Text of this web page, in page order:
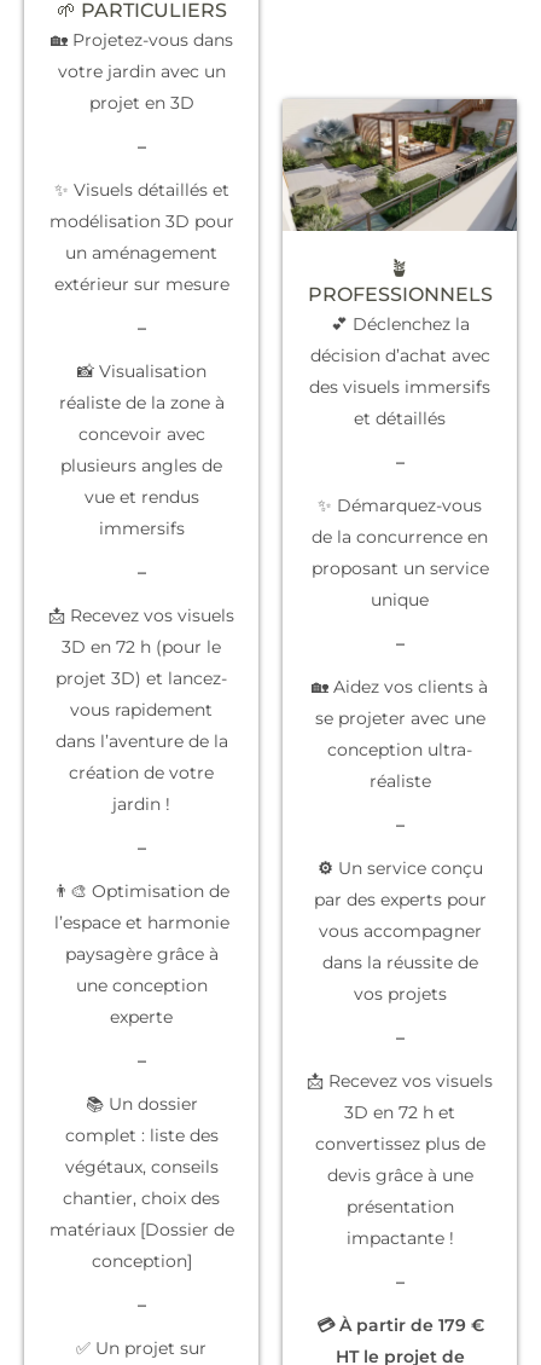
🌱 PARTICULIERS
🏡 Projetez-vous dans
votre jardin avec un
projet en 3D
–
✨ Visuels détaillés et
modélisation 3D pour
un aménagement
extérieur sur mesure
–
📸 Visualisation
réaliste de la zone à
concevoir avec
plusieurs angles de
vue et rendus
immersifs
–
📩 Recevez vos visuels
3D en 72 h (pour le
projet 3D) et lancez-
vous rapidement
dans l’aventure de la
création de votre
jardin !
–
👨‍🎨 Optimisation de
l’espace et harmonie
paysagère grâce à
une conception
experte
–
📚 Un dossier
complet : liste des
végétaux, conseils
chantier, choix des
matériaux [Dossier de
conception]
–
✅ Un projet sur
🪴
PROFESSIONNELS
💕 Déclenchez la
décision d’achat avec
des visuels immersifs
et détaillés
–
✨ Démarquez-vous
de la concurrence en
proposant un service
unique
–
🏡 Aidez vos clients à
se projeter avec une
conception ultra-
réaliste
–
⚙️ Un service conçu
par des expertspour
vous accompagner
dans la réussite de
vos projets
–
📩 Recevez vos visuels
3D en 72 h et
convertissez plus de
devis grâce à une
présentation
impactante !
–
💳 À partir de 179 €
HT le projet de